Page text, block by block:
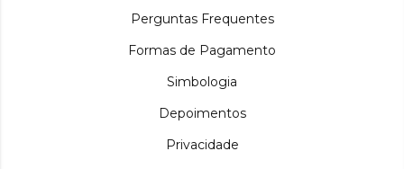
Perguntas Frequentes
Formas de Pagamento
Simbologia
Depoimentos
Privacidade